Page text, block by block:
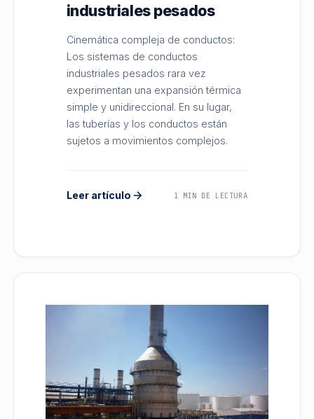
industriales pesados
Cinemática compleja de conductos:
Los sistemas de conductos
industriales pesados rara vez
experimentan una expansión térmica
simple y unidireccional. En su lugar,
las tuberías y los conductos están
sujetos a movimientos complejos.
Leer artículo 1 MIN DE LECTURA